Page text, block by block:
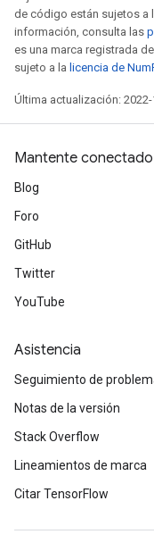
de código están sujetos a
información, consulta las
es una marca registrada
sujeto a la licencia de
Última actualización: 2022-
Mantente conectado
Blog
Foro
GitHub
Twitter
YouTube
Asistencia
Seguimiento de
Notas de la versión
Stack Overflow
Lineamientos de marca
Citar TensorFlow